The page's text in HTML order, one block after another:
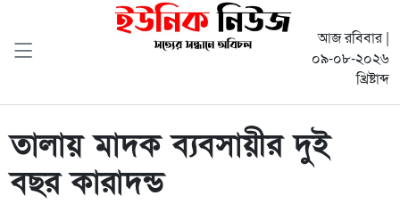
আজ রবিবার |
০৯-০৮-২০২৬
খ্রিষ্টাব্দ
তালায় মাদক ব্যবসায়ীর দুই
বছর কারাদন্ড